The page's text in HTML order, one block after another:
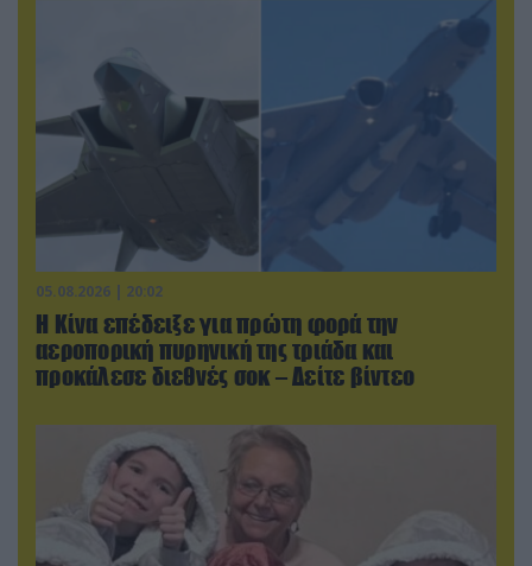
05.08.2026 | 20:02
Η Κίνα επέδειξε για πρώτη φορά την
αεροπορική πυρηνική της τριάδα και
προκάλεσε διεθνές σοκ – Δείτε βίντεο